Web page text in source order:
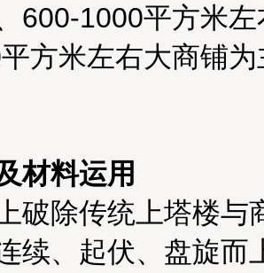
600-1000平方米
方米左右大商铺
材料运用
破除传统上塔楼
续、起伏、盘旋